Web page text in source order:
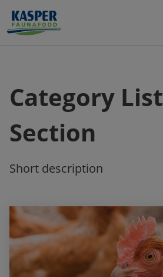
Category
Section
Short description